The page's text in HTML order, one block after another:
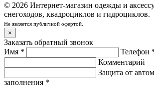
© 2026 Интернет-магазин одежды и
снегоходов, квадроциклов и гидроциклов.
Не является публичной офертой.
×
Заказать обратный звонок
Имя * Телефон
Комментарий
Защита от
заполнения *